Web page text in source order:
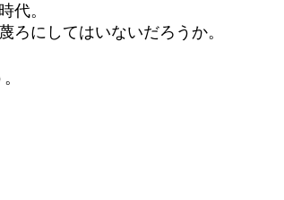
代。
にしてはいないだろうか。